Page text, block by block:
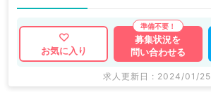
お気に入り
募集状況を
問い合わせる
求人更新日 : 2024/01/25